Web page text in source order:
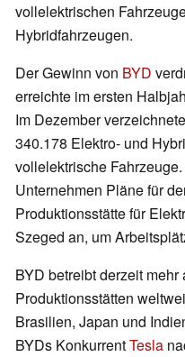
vollelektrischen
Hybridfahrzeugen.
Der Gewinn von BYD
erreichte im ersten
Im Dezember
340.178 Elektro- und
vollelektrische
Unternehmen Pläne für
Produktionsstätte für
Szeged an, um
BYD betreibt derzeit
Produktionsstätten
Brasilien, Japan und
BYDs KonkurrentTesla